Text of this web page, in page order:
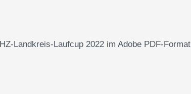
Landkreis-Laufcup 2022 im Adobe PDF-Format